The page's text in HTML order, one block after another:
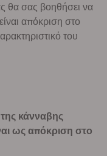
θα σας βοηθήσει να
απόκριση στο
του
κάνναβης
ως απόκριση στο